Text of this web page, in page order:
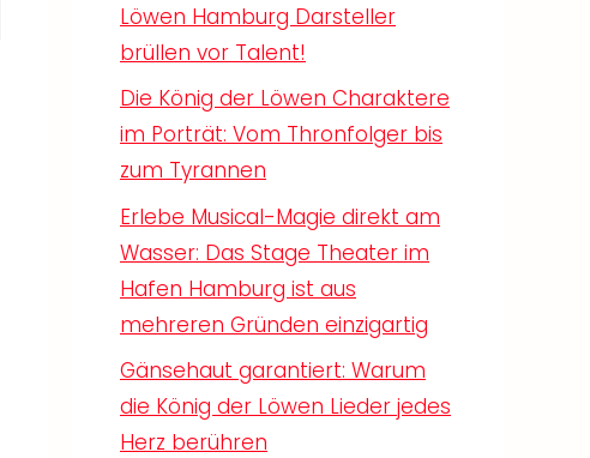
Löwen Hamburg Darsteller
brüllen vor Talent!
Die König der Löwen Charaktere
im Porträt: Vom Thronfolger bis
zum Tyrannen
Erlebe Musical-Magie direkt am
Wasser: Das Stage Theater im
Hafen Hamburg ist aus
mehreren Gründen einzigartig
Gänsehaut garantiert: Warum
die König der Löwen Lieder jedes
Herz berühren